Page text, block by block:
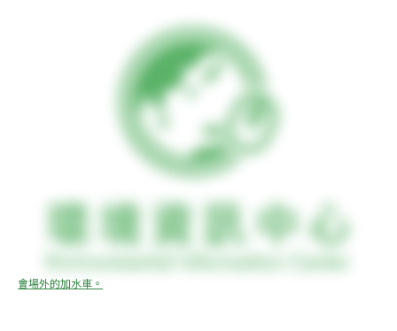
會場外的加水車。